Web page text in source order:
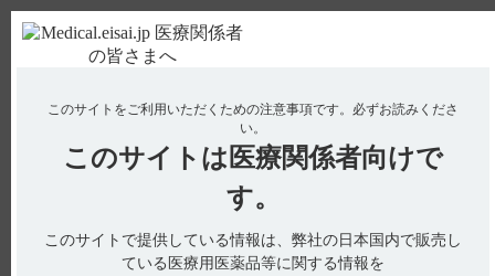
使用期限検索 Drug Information
No : 18997
【フィコンパ・点滴静注】 効能又は効果につい
このサイトをご利用いただくための注意事項です。 必ずお読みくださ
い。
このサイトは 医療関係者向けで
す。
このサイトで提供している情報は、弊社の日本国内で販売し
ている医療用医薬品等に関する情報を